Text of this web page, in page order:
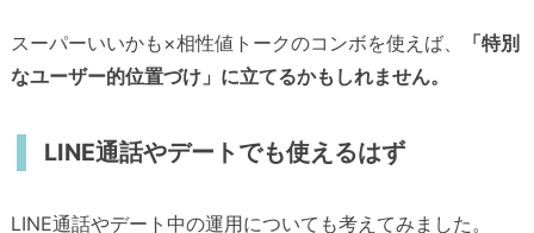
スーパーいいかも×相性値トークのコンボを使えば、
「特別
なユーザー的位置づけ」に立てるかもしれません。
LINE通話やデートでも使えるはず
LINE通話やデート中の運用についても考えてみました。